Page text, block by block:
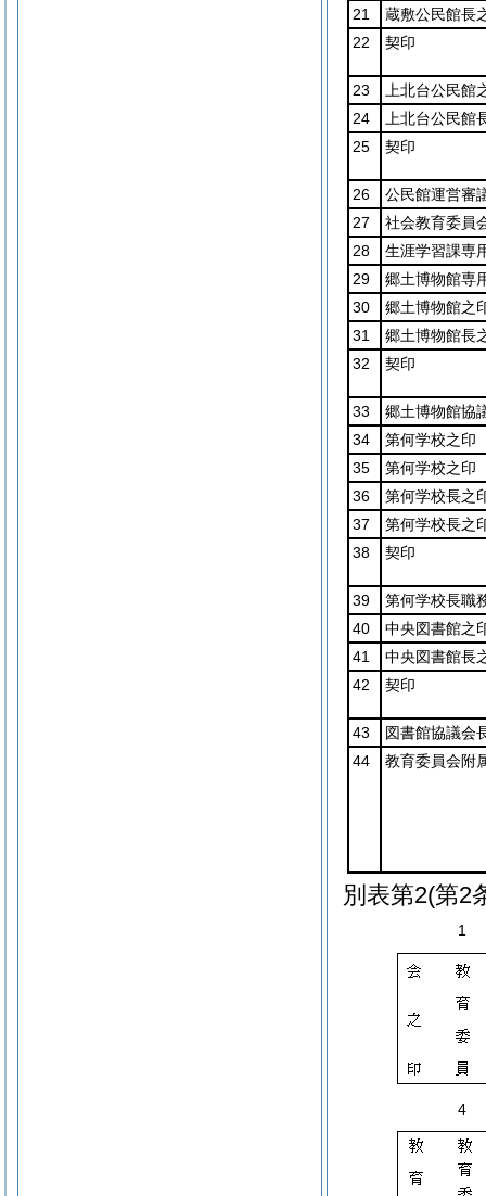
21
蔵敷公民館長
22
契印
23
上北台公民館
24
上北台公民館
25
契印
26
公民館運営審
27
社会教育委員
28
生涯学習課専
29
郷土博物館専
30
郷土博物館之
31
郷土博物館長
32
契印
33
郷土博物館協
34
第何学校之印
35
第何学校之印
36
第何学校長之
37
第何学校長之
38
契印
39
第何学校長職
40
中央図書館之
41
中央図書館長
42
契印
43
図書館協議会
44
教育委員会附
別表第2(第2
1
4